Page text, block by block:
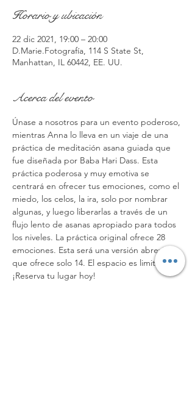
Horario y ubicación
22 dic 2021, 19:00 – 20:00
D.Marie.Fotografía, 114 S State St,
Manhattan, IL 60442, EE. UU.
Acerca del evento
Únase a nosotros para un evento poderoso,
mientras Anna lo lleva en un viaje de una
práctica de meditación asana guiada que
fue diseñada por Baba Hari Dass. Esta
práctica poderosa y muy emotiva se
centrará en ofrecer tus emociones, como el
miedo, los celos, la ira, solo por nombrar
algunas, y luego liberarlas a través de un
flujo lento de asanas apropiado para todos
los niveles. La práctica original ofrece 28
emociones. Esta será una versión abreviada
que ofrece solo 14. El espacio es limitado.
¡Reserva tu lugar hoy!